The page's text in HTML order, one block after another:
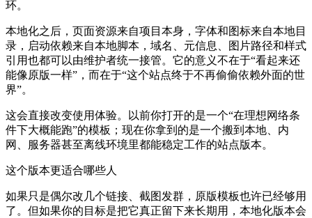
环。
本地化之后，页面资源来自项目本身，字体和图标来自本地目
录，启动依赖来自本地脚本，域名、元信息、图片路径和样式
引用也都可以由维护者统一接管。它的意义不在于“看起来还
能像原版一样”，而在于“这个站点终于不再偷偷依赖外面的世
界”。
这会直接改变使用体验。以前你打开的是一个“在理想网络条
件下大概能跑”的模板；现在你拿到的是一个搬到本地、内
网、服务器甚至离线环境里都能稳定工作的站点版本。
这个版本更适合哪些人
如果只是偶尔改几个链接、截图发群，原版模板也许已经够用
了。但如果你的目标是把它真正留下来长期用，本地化版本会